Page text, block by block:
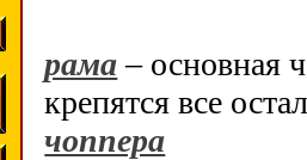
рама– основная
крепятся все
чоппера